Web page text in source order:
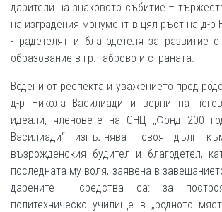
дарители на знаковото събитие –
на изградения монумент в цял ръст на д-р
- радетелят и благодетеля за
образование в гр. Габрово и страната.
Водени от респекта и уважението пред
д-р Никола Василиади и верни на
идеали, членовете на СНЦ „Фонд 200
Василиади“ изпълняват своя дълг
възрожденския будител и благодетел,
последната му воля, заявена в
дарените средства са: за
политехническо училище в „родното